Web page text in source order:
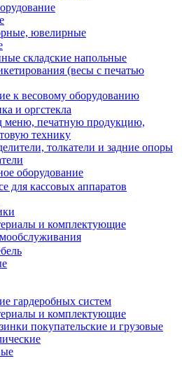
ювелирные
складские напольные
(весы с печатью
к весовому оборудованию
и оргстекла
меню, печатную продукцию,
технику
толкатели и задние опоры
оборудование
для кассовых аппаратов
и комплектующие
гардеробных систем
и комплектующие
покупательские и грузовые